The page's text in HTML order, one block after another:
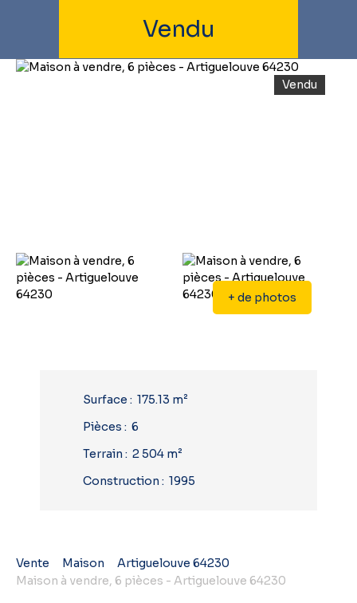
Vendu
Vendu
+ de photos
Surface : 175.13 m²
Pièces : 6
Terrain : 2 504 m²
Construction : 1995
Vente Maison
Artiguelouve 64230
Maison à vendre, 6 pièces - Artiguelouve 64230